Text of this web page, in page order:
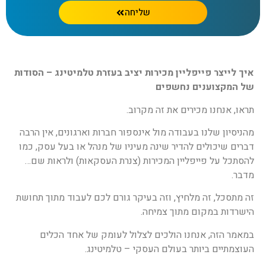
שליחה
איך לייצר פייפליין מכירות יציב בעזרת טלמיטינג – הסודות
של המקצוענים נחשפים
תראו, אנחנו מכירים את זה מקרוב.
מהניסיון שלנו בעבודה מול אינספור חברות וארגונים, אין הרבה
דברים שיכולים להדיר שינה מעיניו של מנהל או בעל עסק, כמו
להסתכל על פייפליין המכירות (צנרת העסקאות) ולראות שם…
מדבר.
זה מתסכל, זה מלחיץ, וזה בעיקר גורם לכם לעבוד מתוך תחושת
הישרדות במקום מתוך צמיחה.
במאמר הזה, אנחנו הולכים לצלול לעומק של אחד הכלים
העוצמתיים ביותר בעולם העסקי – טלמיטינג.